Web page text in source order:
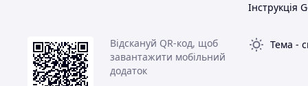
Інструкція
Відскануй QR-код, щоб
завантажити мобільний
додаток
Тема -